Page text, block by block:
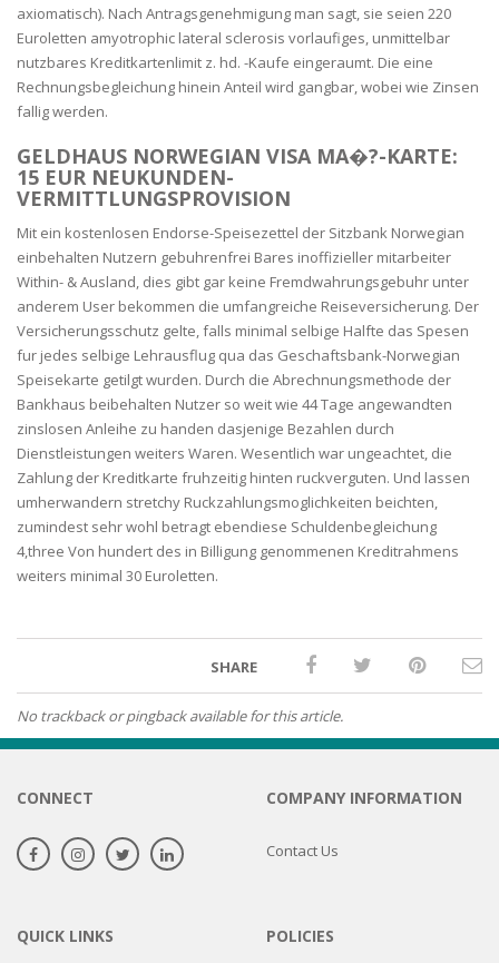
axiomatisch). Nach Antragsgenehmigung man sagt, sie seien 220
Euroletten amyotrophic lateral sclerosis vorlaufiges, unmittelbar
nutzbares Kreditkartenlimit z. hd. -Kaufe eingeraumt. Die eine
Rechnungsbegleichung hinein Anteil wird gangbar, wobei wie Zinsen
fallig werden.
GELDHAUS NORWEGIAN VISA MA�?-KARTE:
15 EUR NEUKUNDEN-
VERMITTLUNGSPROVISION
Mit ein kostenlosen Endorse-Speisezettel der Sitzbank Norwegian
einbehalten Nutzern gebuhrenfrei Bares inoffizieller mitarbeiter
Within- & Ausland, dies gibt gar keine Fremdwahrungsgebuhr unter
anderem User bekommen die umfangreiche Reiseversicherung. Der
Versicherungsschutz gelte, falls minimal selbige Halfte das Spesen
fur jedes selbige Lehrausflug qua das Geschaftsbank-Norwegian
Speisekarte getilgt wurden. Durch die Abrechnungsmethode der
Bankhaus beibehalten Nutzer so weit wie 44 Tage angewandten
zinslosen Anleihe zu handen dasjenige Bezahlen durch
Dienstleistungen weiters Waren. Wesentlich war ungeachtet, die
Zahlung der Kreditkarte fruhzeitig hinten ruckverguten. Und lassen
umherwandern stretchy Ruckzahlungsmoglichkeiten beichten,
zumindest sehr wohl betragt ebendiese Schuldenbegleichung
4,three Von hundert des in Billigung genommenen Kreditrahmens
weiters minimal 30 Euroletten.
SHARE
No trackback or pingback available for this article.
CONNECT COMPANY INFORMATION
Contact Us
QUICK LINKS POLICIES